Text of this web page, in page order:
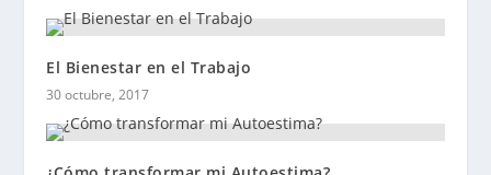
El Bienestar en el Trabajo
30 octubre, 2017